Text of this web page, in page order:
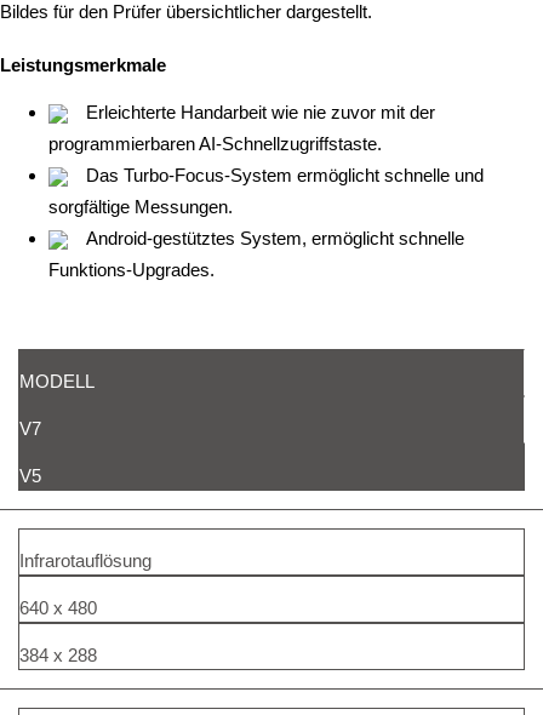
Bildes für den Prüfer übersichtlicher dargestellt.
Leistungsmerkmale
Erleichterte Handarbeit wie nie zuvor mit der
programmierbaren AI-Schnellzugriffstaste.
Das Turbo-Focus-System ermöglicht schnelle und
sorgfältige Messungen.
Android-gestütztes System, ermöglicht schnelle
Funktions-Upgrades.
MODELL
V7
V5
Infrarotauflösung
640 x 480
384 x 288